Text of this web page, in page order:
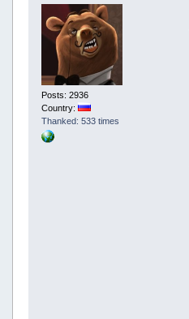
Posts: 2936
Country:
Thanked: 533 times